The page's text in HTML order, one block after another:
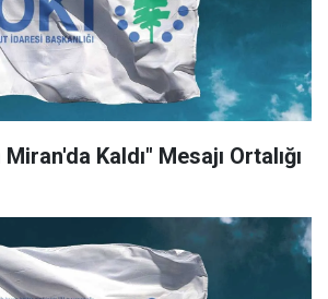
Kaldı" Mesajı Ortalığı